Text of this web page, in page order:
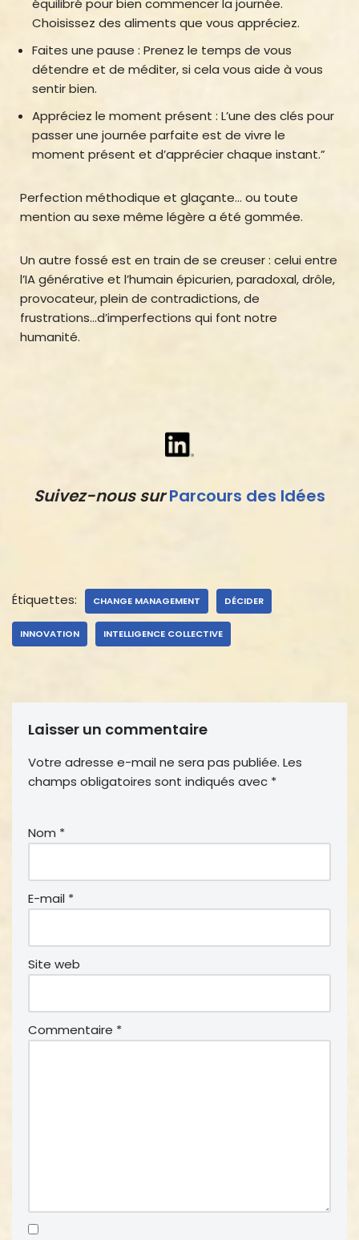
équilibré pour bien commencer la journée.
Choisissez des aliments que vous appréciez.
Faites une pause : Prenez le temps de vous
détendre et de méditer, si cela vous aide à vous
sentir bien.
Appréciez le moment présent : L’une des clés pour
passer une journée parfaite est de vivre le
moment présent et d’apprécier chaque instant.”
Perfection méthodique et glaçante… ou toute
mention au sexe même légère a été gommée.
Un autre fossé est en train de se creuser : celui entre
l’IA générative et l’humain épicurien, paradoxal, drôle,
provocateur, plein de contradictions, de
frustrations…d’imperfections qui font notre
humanité.
Suivez-nous sur Parcours des Idées
Étiquettes: CHANGE MANAGEMENT DÉCIDER
INNOVATION INTELLIGENCE COLLECTIVE
Laisser un commentaire
Votre adresse e-mail ne sera pas publiée. Les
champs obligatoires sont indiqués avec *
Nom *
E-mail *
Site web
Commentaire *